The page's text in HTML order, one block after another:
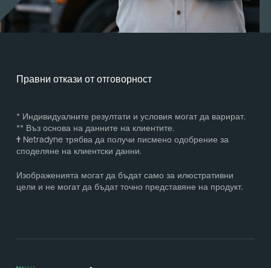
Правни откази от отговорност
* Индивидуалните резултати и условия могат да варират.
** Въз основа на данните на клиентите.
†Netradyne трябва да получи писмено одобрение за
споделяне на клиентски данни.
Изображенията могат да бъдат само за илюстративни
цели и не могат да бъдат точно представяне на продукт.